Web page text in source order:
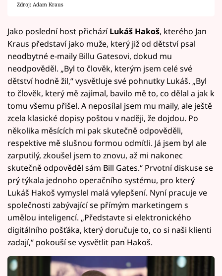
Zdroj: Adam Kraus
Jako poslední host přicházíLukáš Hakoš, kterého Jan
Kraus představí jako muže, který již od dětství psal
neodbytné e-maily Billu Gatesovi, dokud mu
neodpověděl. „Byl to člověk, kterým jsem celé své
dětství hodně žil,“ vysvětluje své pohnutky Lukáš. „Byl
to člověk, který mě zajímal, bavilo mě to, co dělal a jak k
tomu všemu přišel. A neposílal jsem mu maily, ale ještě
zcela klasické dopisy poštou v naději, že dojdou. Po
několika měsících mi pak skutečně odpověděli,
respektive mě slušnou formou odmítli. Já jsem byl ale
zarputilý, zkoušel jsem to znovu, až mi nakonec
skutečně odpověděl sám Bill Gates.“ Prvotní diskuse se
prý týkala jednoho operačního systému, pro který
Lukáš Hakoš vymyslel malá vylepšení. Nyní pracuje ve
společnosti zabývající se přímým marketingem s
umělou inteligencí. „Představte si elektronického
digitálního pošťáka, který doručuje to, co si naši klienti
zadají,“ pokouší se vysvětlit pan Hakoš.